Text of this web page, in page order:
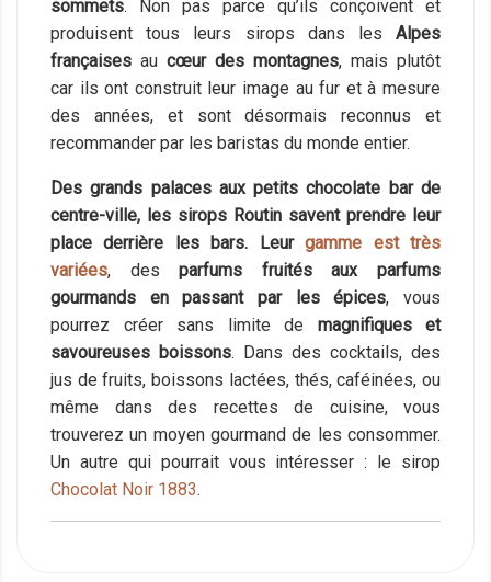
sommets. Non pas parce qu’ils conçoivent et
produisent tous leurs sirops dans les Alpes
françaises au cœur des montagnes, mais plutôt
car ils ont construit leur image au fur et à mesure
des années, et sont désormais reconnus et
recommander par les baristas du monde entier.
Des grands palaces aux petits chocolate bar de
centre-ville, les sirops Routin savent prendre leur
place derrière les bars.
Leurgamme est très
variées, desparfums fruités aux parfums
gourmands en passant par les épices, vous
pourrez créer sans limite de magnifiques et
savoureuses boissons. Dans des cocktails, des
jus de fruits, boissons lactées, thés, caféinées, ou
même dans des recettes de cuisine, vous
trouverez un moyen gourmand de les consommer.
Un autre qui pourrait vous intéresser : le sirop
Chocolat Noir 1883.